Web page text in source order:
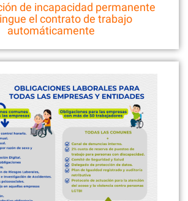
de incapacidad permanente
el contrato de trabajo
automáticamente